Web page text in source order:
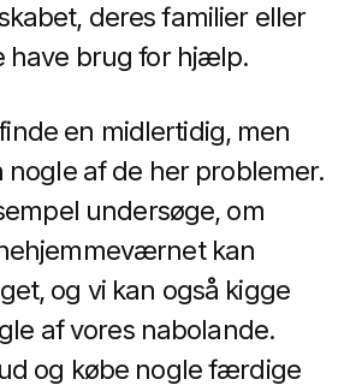
deres familier eller
have brug for hjælp.
en midlertidig, men
nogle af de her problemer.
undersøge, om
kan
og vi kan også kigge
af vores nabolande.
og købe nogle færdige